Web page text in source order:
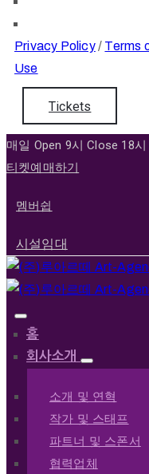
Privacy Policy/ Terms
Use
Tickets
매일 Open 9시 Close 18
티켓예매하기
멤버쉽
시설임대
홈
회사소개
소개 및 연혁
작가 및 스태프
파트너 및 스폰서
협력업체